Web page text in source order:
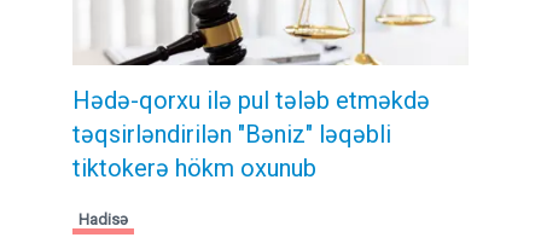
Hədə-qorxu ilə pul tələb etməkdə
təqsirləndirilən "Bəniz" ləqəbli
tiktokerə hökm oxunub
Hadisə